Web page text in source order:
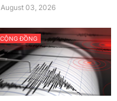
August 03, 2026
CỘNG ĐỒNG